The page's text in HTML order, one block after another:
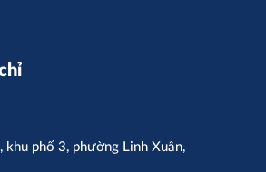
phố 3, phường Linh Xuân,